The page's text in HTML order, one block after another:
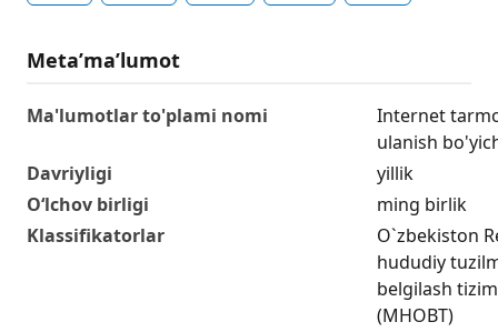
Metaʼmaʼlumot
Ma'lumotlar to'plami nomi
Internet
ulanish
Davriyligi
yillik
O‘lchov birligi
ming birlik
Klassifikatorlar
O`zbekiston
hududiy
belgilash
(MHOBT)